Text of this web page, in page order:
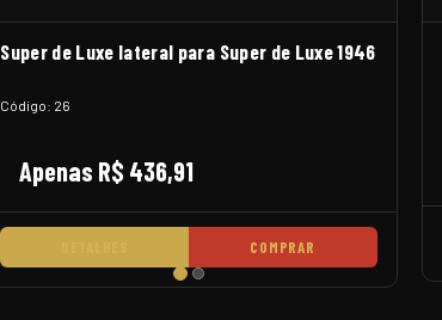
Super de Luxe lateral para Super de Luxe 1946
Código: 26
Apenas R$ 436,91
COMPRAR